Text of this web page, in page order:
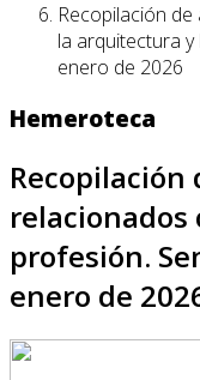
Recopilación
la arquitectura
enero de 2026
Hemeroteca
Recopilación
profesión.
enero de